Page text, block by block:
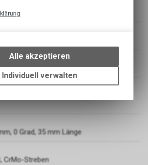
30
160 mm Kurbelarmlänge
10-51 Zähne 12-fach
35 mm, 27,5 mm Rise, 780 mm
0 Grad, 35 mm Länge
CrMo-Streben
bestimmte Interaktionen und
Einstellungen auf Ihrem Gerät,
um die grundlegenden
Funktionen unseres Online-
keinerlei Rückschlüsse auf Ihre
zulassen.
Alle akzeptieren
Individuell verwalten